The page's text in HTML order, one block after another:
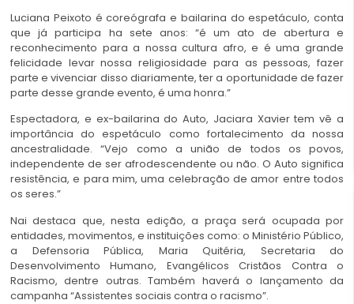
Luciana Peixoto é coreógrafa e bailarina do espetáculo, conta
que já participa ha sete anos: “é um ato de abertura e
reconhecimento para a nossa cultura afro, e é uma grande
felicidade levar nossa religiosidade para as pessoas, fazer
parte e vivenciar disso diariamente, ter a oportunidade de fazer
parte desse grande evento, é uma honra.”
Espectadora, e ex-bailarina do Auto, Jaciara Xavier tem vê a
importância do espetáculo como fortalecimento da nossa
ancestralidade. “Vejo como a união de todos os povos,
independente de ser afrodescendente ou não. O Auto significa
resistência, e para mim, uma celebração de amor entre todos
os seres.”
Nai destaca que, nesta edição, a praça será ocupada por
entidades, movimentos, e instituições como: o Ministério Público,
a Defensoria Pública, Maria Quitéria, Secretaria do
Desenvolvimento Humano, Evangélicos Cristãos Contra o
Racismo, dentre outras. Também haverá o lançamento da
campanha “Assistentes sociais contra o racismo”.